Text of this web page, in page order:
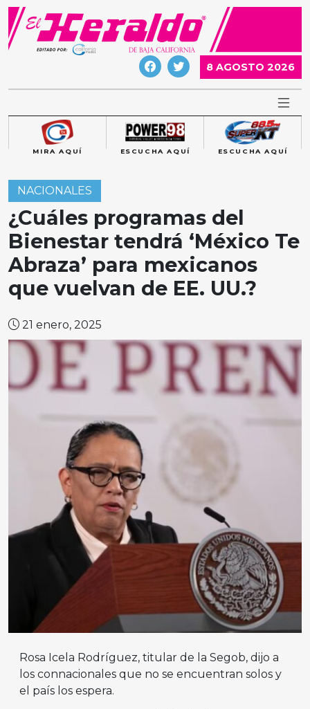
Skip
content
8 AGOSTO 2026
MIRA AQUÍ ESCUCHA AQUÍ ESCUCHA AQUÍ
NACIONALES
¿Cuáles programas del
Bienestar tendrá ‘México Te
Abraza’ para mexicanos
que vuelvan de EE. UU.?
21 enero, 2025
Rosa Icela Rodríguez, titular de la Segob, dijo a
los connacionales que no se encuentran solos y
el país los espera.